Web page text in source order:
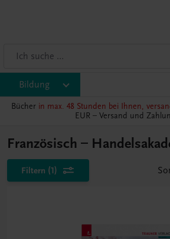
Bildung
Bücher in max. 48 Stunden bei Ihnen,
EUR – Versand und
Französisch –
Filtern (1)